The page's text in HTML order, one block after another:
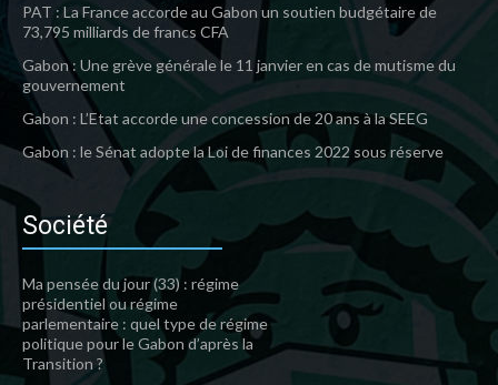
PAT : La France accorde au Gabon un soutien budgétaire de
73,795 milliards de francs CFA
Gabon : Une grève générale le 11 janvier en cas de mutisme du
gouvernement
Gabon : L’Etat accorde une concession de 20 ans à la SEEG
Gabon : le Sénat adopte la Loi de finances 2022 sous réserve
Société
Ma pensée du jour (33) : régime
présidentiel ou régime
parlementaire : quel type de régime
politique pour le Gabon d’après la
Transition ?